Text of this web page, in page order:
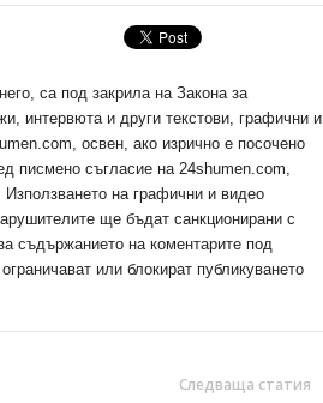
са под закрила на Закона за
интервюта и други текстови, графични и
освен, ако изрично е посочено
писмено съгласие на 24shumen.com,
на графични и видео
ще бъдат санкционирани с
съдържанието на коментарите под
или блокират публикуването
Следваща статия